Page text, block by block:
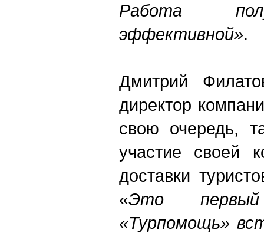
Работа
эффективной».
Дмитрий
директор
свою очередь,
участие своей
доставки
«Это
«Турпомощь»